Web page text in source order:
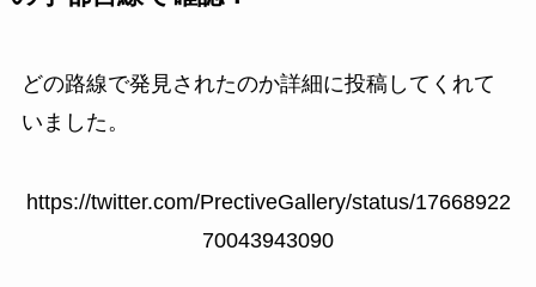
どの路線で発見されたのか詳細に投稿してくれて
いました。
https://twitter.com/PrectiveGallery/status/17668922
70043943090